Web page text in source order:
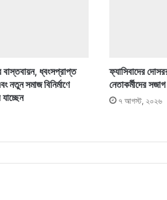
ধ্বংসপ্রাপ্ত
নতুন সমাজ বিনির্মাণে
ফ্যাসিবাদের
নেতাকর্মীদের
৭ আগস্ট, ২০২৬